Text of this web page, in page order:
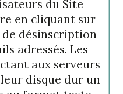
du Site
en cliquant sur
désinscription
adressés. Les
aux serveurs
disque dur un